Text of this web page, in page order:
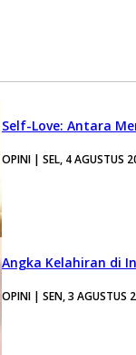
Self-Love: Antara
OPINI | SEL, 4 AGUSTUS
Angka Kelahiran di
OPINI | SEN, 3 AGUSTUS